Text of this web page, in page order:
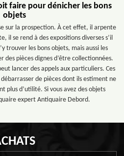
faire pour dénicher les bons
objets
sur la prospection. À cet effet, il arpente
il se rend à des expositions diverses s’il
trouver les bons objets, mais aussi les
des pièces dignes d’être collectionnées.
lancer des appels aux particuliers. Ces
de pièces dont ils estiment ne
plus d’utilité. Si vous avez des objets
expert Antiquaire Debord.